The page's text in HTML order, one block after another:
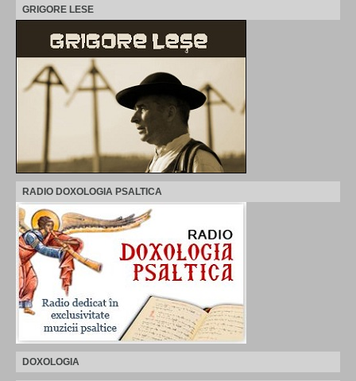
GRIGORE LESE
RADIO DOXOLOGIA PSALTICA
DOXOLOGIA